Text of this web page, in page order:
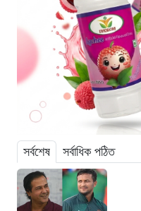
সর্বশেষ সর্বাধিক পঠিত